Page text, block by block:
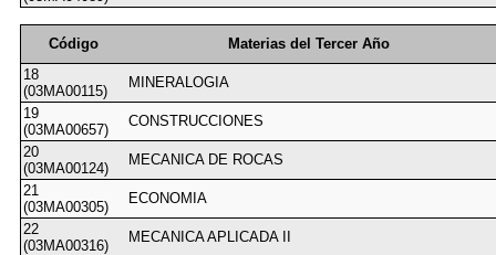
Código
Materias del Tercer Año
18
(03MA00115)
MINERALOGIA
19
(03MA00657)
CONSTRUCCIONES
20
(03MA00124)
MECANICA DE ROCAS
21
(03MA00305)
ECONOMIA
22
(03MA00316)
MECANICA APLICADA II